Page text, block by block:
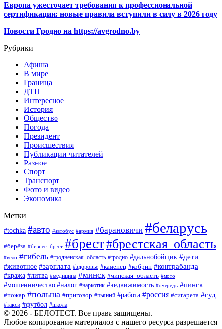
Европа ужесточает требования к профессиональной
сертификации: новые правила вступили в силу в 2026 году
Новости Гродно на https://avgrodno.by
Рубрики
Афиша
В мире
Граница
ДТП
Интересное
История
Общество
Погода
Президент
Происшествия
Публикации читателей
Разное
Спорт
Транспорт
Фото и видео
Экономика
Метки
#tochka #авто #автобус #армия #барановичи #беларусь
#берёза #бизнес_брест #брест#брестская_область
#вело #гибель #гродненская_область #гродно #дальнобойщик #дети
#животное #зарплата #здоровье #каменец #кобрин #контрабанда
#кража #литва #медицина #минск #минская_область #мото
#мошенничество #налог #наркотик #недвижимость #очередь #пинск
#пожар #польша #приговор #пьяный #работа #россия #сигарета #суд
#такси #футбол #школа
© 2026 - БЕЛОТЕСТ. Все права защищены.
Любое копирование материалов с нашего ресурса разрешается